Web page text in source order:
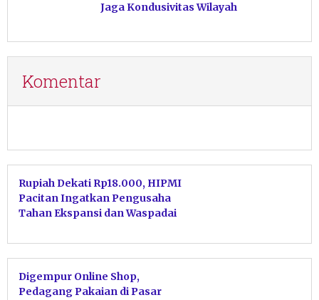
Jaga Kondusivitas Wilayah
Komentar
Rupiah Dekati Rp18.000, HIPMI
Pacitan Ingatkan Pengusaha
Tahan Ekspansi dan Waspadai
Digempur Online Shop,
Pedagang Pakaian di Pasar